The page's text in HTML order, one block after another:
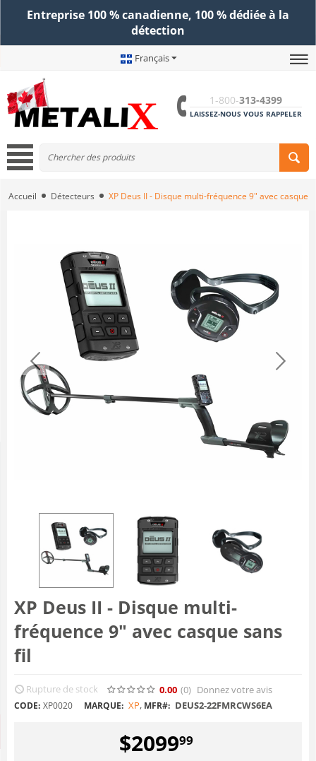
Entreprise 100 % canadienne, 100 % dédiée à la
détection
Français
1-800-313-4399
LAISSEZ-NOUS VOUS RAPPELER
Accueil Détecteurs XP Deus II - Disque multi-fréquence 9" avec casque
XP Deus II - Disque multi-
fréquence 9" avec casque sans
fil
Rupture de stock 0.00 (0) Donnez votre avis
CODE: XP0020 MARQUE: XP, MFR#: DEUS2-22FMRCWS6EA
$209999